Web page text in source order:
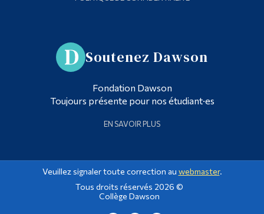
Soutenez Dawson
Fondation Dawson
Toujours présente pour nos étudiant·es
EN SAVOIR PLUS
Veuillez signaler toute correction au webmaster.
Tous droits réservés 2026 ©
Collège Dawson